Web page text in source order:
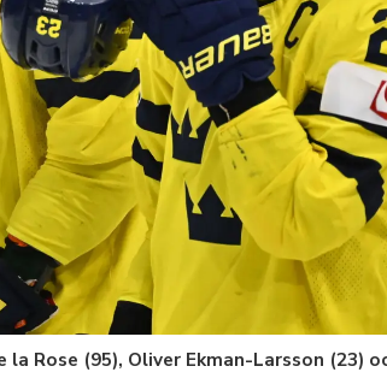
Rose (95), Oliver Ekman-Larsson (23)